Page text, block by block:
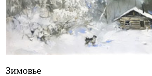
Зимовье